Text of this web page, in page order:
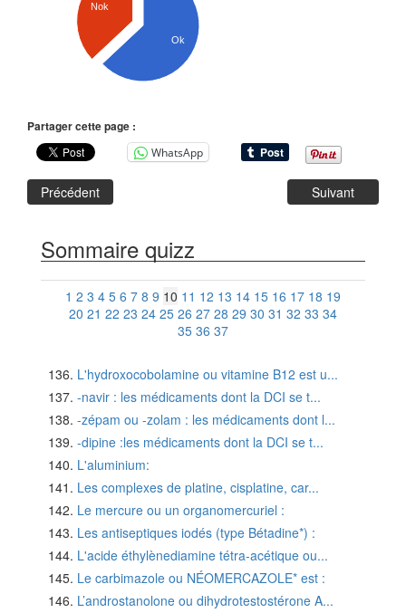
Nok
Ok
Partager cette page :
WhatsApp
Précédent Suivant
Sommaire quizz
1 2 3 4 5 6 7 8 9 10 11 12 13 14 15 16 17 18 19
20 21 22 23 24 25 26 27 28 29 30 31 32 33 34
35 36 37
L'hydroxocobolamine ou vitamine B12 est u...
-navir : les médicaments dont la DCI se t...
-zépam ou -zolam : les médicaments dont l...
-dipine :les médicaments dont la DCI se t...
L'aluminium:
Les complexes de platine, cisplatine, car...
Le mercure ou un organomercuriel :
Les antiseptiques iodés (type Bétadine*) :
L'acide éthylènediamine tétra-acétique ou...
Le carbimazole ou NÉOMERCAZOLE* est :
L’androstanolone ou dihydrotestostérone A...